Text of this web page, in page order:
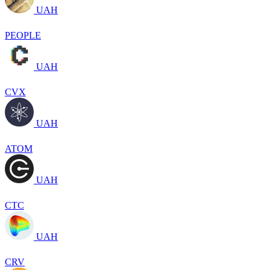
UAH
PEOPLE
UAH
CVX
UAH
ATOM
UAH
CTC
UAH
CRV